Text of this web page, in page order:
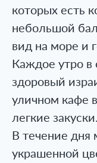
которых есть
небольшой
вид на море и
Каждое утро в
здоровый
уличном кафе
легкие закуски.
В течение дня
украшенной